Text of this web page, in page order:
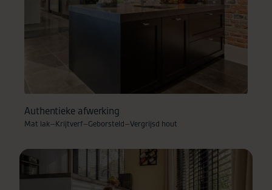
Authentieke afwerking
Mat lak–Krijtverf–Geborsteld–Vergrijsd hout